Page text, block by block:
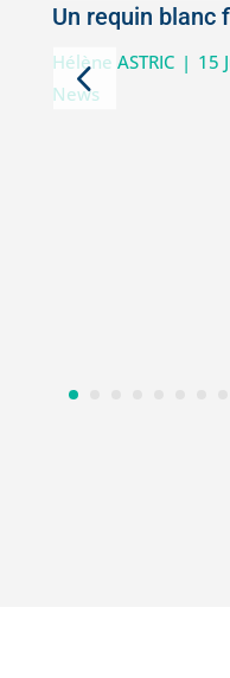
Un requin blanc
Hélène ASTRIC | 15
News